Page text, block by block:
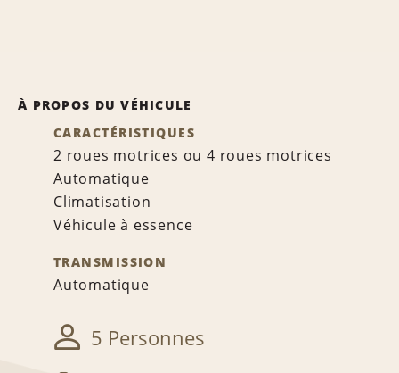
À PROPOS DU VÉHICULE
CARACTÉRISTIQUES
2 roues motrices ou 4 roues motrices
Automatique
Climatisation
Véhicule à essence
TRANSMISSION
Automatique
5 Personnes